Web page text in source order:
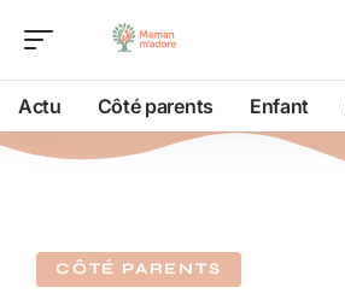
Actu Côté parents Enfant
CÔTÉ PARENTS